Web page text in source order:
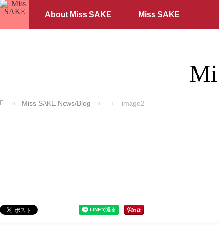
About Miss SAKE Miss SAKE
ホーム Miss SAKE News/Blog image2